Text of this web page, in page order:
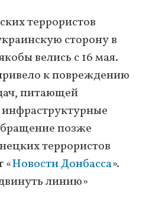
террористов
сторону в
велись с 16 мая.
к повреждению
питающей
позже
террористов
«Новости Донбасса».
линию»